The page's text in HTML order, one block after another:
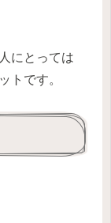
にとっては
トです。